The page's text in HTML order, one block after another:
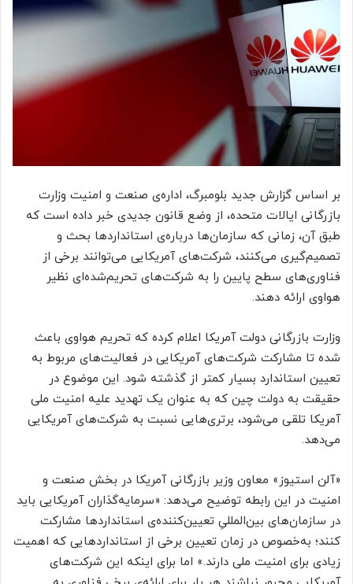
بر اساس گزارش جدید بلومبرگ، اداره‌ی صنعت و امنیت وزارت
بازرگانی ایالات متحده، از وضع قانون جدیدی خبر داده است که
طبق آن، زمانی‌ که سازمان‌ها درباره‌ی استانداردها بحث و
تصمیم‌گیری می‌کنند، شرکت‌های آمریکایی می‌توانند برخی از
فناوری‌های سطح پایین را به شرکت‌های تحریم‌شده‌ای نظیر
هواوی ارائه دهند.
وزارت بازرگانی دولت آمریکا اعلام کرده که تحریم هواوی باعث
شده تا مشارکت شرکت‌های آمریکایی در فعالیت‌های مربوط به
تعیین استاندارد بسیار کمتر از گذشته شود. این موضوع در
حقیقت به دولت چین که به عنوان یک تهدید علیه امنیت ملی
آمریکا تلقی می‌شود، برتری‌هایی نسبت به شرکت‌های آمریکایی
می‌دهد.
«آلن استیوز» معاون وزیر بازرگانی آمریکا در بخش صنعت و
امنیت در این رابطه توضیح می‌دهد: «سرمایه‌گذاران آمریکایی باید
در سازمان‌های بین‌المللیِ تعیین‌کننده‌ی استانداردها مشارکت
کنند؛ به‌خصوص در زمان تعیین برخی از استانداردهایی که اهمیت
زیادی برای امنیت ملی دارند.» اما برای اینکه این شرکت‌های